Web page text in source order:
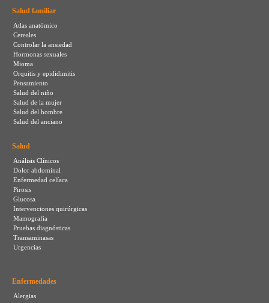
Salud familiar
Atlas anatómico
Cereales
Controlar la ansiedad
Hormonas sexuales
Mioma
Orquitis y epididimitis
Pensamiento
Salud del niño
Salud de la mujer
Salud del hombre
Salud del anciano
Salud
Análisis Clínicos
Dolor abdominal
Enfermedad celíaca
Pirosis
Glucosa
Intervenciones quirúrgicas
Mamografia
Pruebas diagnósticas
Transaminasas
Urgencias
Enfermedades
Alergias